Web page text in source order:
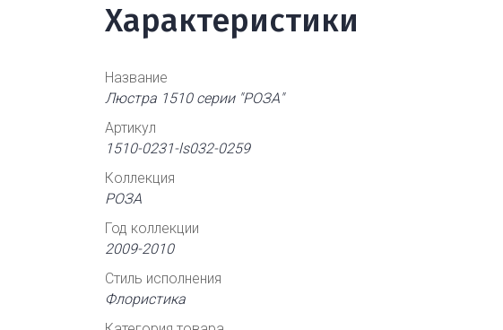
Характеристики
Название
Люстра 1510 серии "РОЗА"
Артикул
1510-0231-ls032-0259
Коллекция
РОЗА
Год коллекции
2009-2010
Стиль исполнения
Флористика